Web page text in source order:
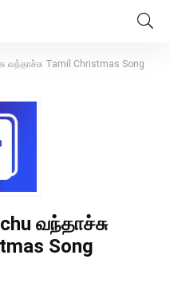
வந்தாச்சு Tamil Christmas Song
வந்தாச்சு
Song